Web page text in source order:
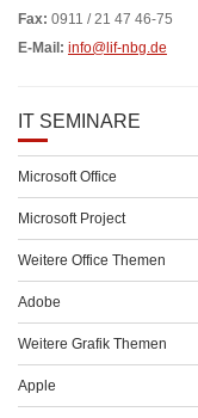
Fax: 0911 / 21 47 46-75
E-Mail: info@lif-nbg.de
IT SEMINARE
Microsoft Office
Microsoft Project
Weitere Office Themen
Adobe
Weitere Grafik Themen
Apple